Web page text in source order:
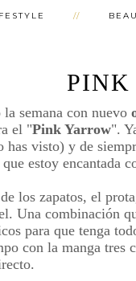
PINK
semana con nuevo
el "Pink Yarrow".
has visto) y de
estoy encantada
los zapatos, el
Una combinación
para que tenga
con la manga tres